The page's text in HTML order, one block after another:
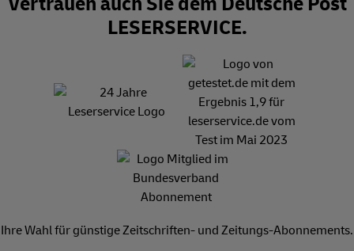
LESERSERVICE.
Ihre Wahl für günstige Zeitschriften- und Zeitungs-Abonnements.